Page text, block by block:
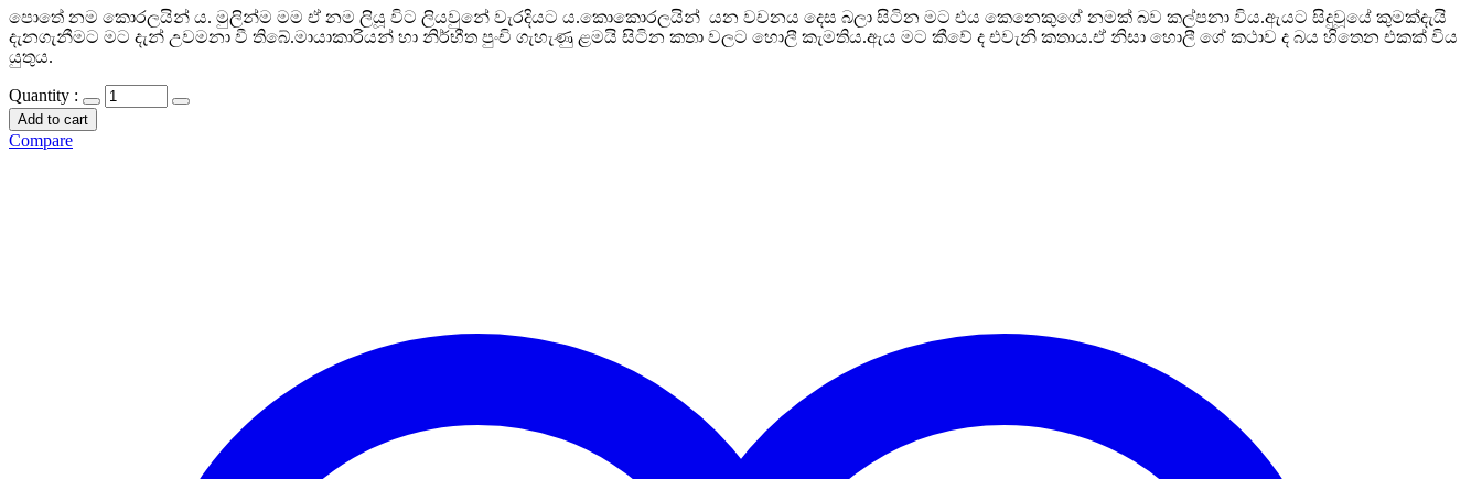
පොතේ නම කොරලයින් ය. මුලින්ම මම ඒ නම ලියූ විට ලියවුනේ වැරදියට ය.කොකොරලයින් යන වචනය දෙස බලා සිටින මට එය කෙනෙකුගේ නමක් බව කල්පනා විය.ඇයට සිදුවූයේ කුමක්දැයි
දැනගැනීමට මට දැන් උවමනා වී තිබේ.මායාකාරියන් හා නිර්භීත පුංචි ගැහැණු ළමයි සිටින කතා වලට හොලී කැමතිය.ඇය මට කීවේ ද එවැනි කතාය.ඒ නිසා හොලී ගේ කථාව ද බය හිතෙන එකක් විය
යුතුය.
Quantity :
Add to cart
Compare